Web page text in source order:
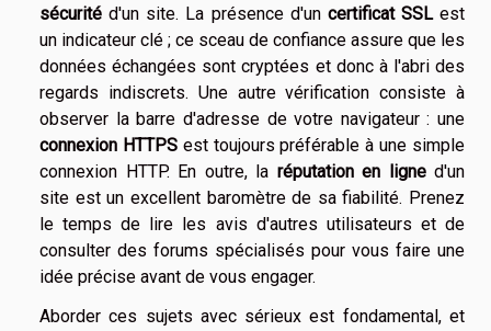
sécurité d'un site. La présence d'un certificat SSLest
un indicateur clé ; ce sceau de confiance assure que les
données échangées sont cryptées et donc à l'abri des
regards indiscrets. Une autre vérification consiste à
observer la barre d'adresse de votre navigateur : une
connexion HTTPSest toujours préférable à une simple
connexion HTTP. En outre, la réputation en ligned'un
site est un excellent baromètre de sa fiabilité. Prenez
le temps de lire les avis d'autres utilisateurs et de
consulter des forums spécialisés pour vous faire une
idée précise avant de vous engager.
Aborder ces sujets avec sérieux est fondamental, et